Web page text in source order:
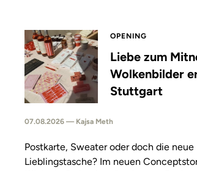
OPENING
Liebe zum
Wolkenbilder
Stuttgart
07.08.2026 — Kajsa Meth
Postkarte, Sweater oder doch die neue
Lieblingstasche? Im neuen